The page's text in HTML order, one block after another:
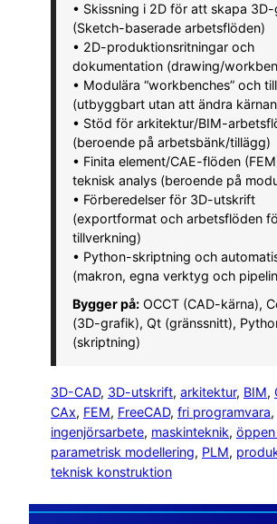
• Skissning i 2D för att skapa
(Sketch-baserade arbetsflöden)
• 2D-produktionsritningar och
dokumentation (drawing/
• Modulära “workbenches” och
(utbyggbart utan att ändra
• Stöd för arkitektur/BIM-
(beroende på arbetsbänk/tillägg)
• Finita element/CAE-flöden
teknisk analys (beroende på
• Förberedelser för 3D-utskrift
(exportformat och arbetsflöden
tillverkning)
• Python-skriptning och
(makron, egna verktyg och
Bygger på: OCCT (CAD-kärna),
(3D-grafik), Qt (gränssnitt),
(skriptning)
3D-CAD, 3D-utskrift, arkitektur, BIM,
CAx, FEM, FreeCAD, fri programvara
ingenjörsarbete, maskinteknik,
parametrisk modellering, PLM,
teknisk konstruktion